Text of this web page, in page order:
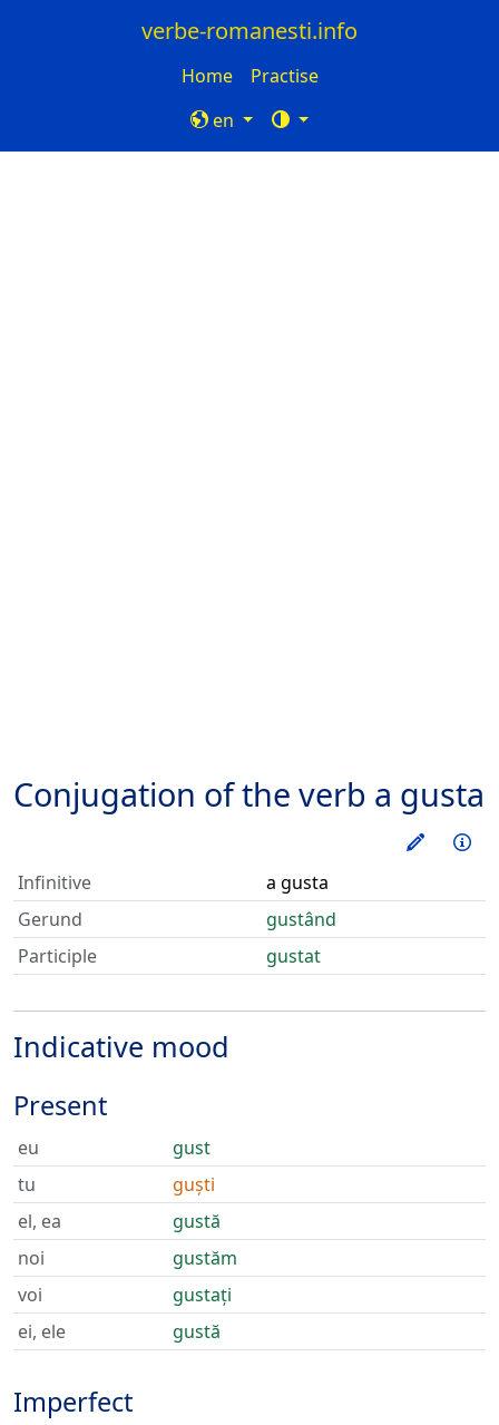
verbe-romanesti.info
Home
Practise
en
Conjugation of the verb a gusta
Train
Infinitive
a gusta
Gerund
gustând
Participle
gustat
Indicative mood
Present
eu
gust
tu
guști
el, ea
gustă
noi
gustăm
voi
gustați
ei, ele
gustă
Imperfect